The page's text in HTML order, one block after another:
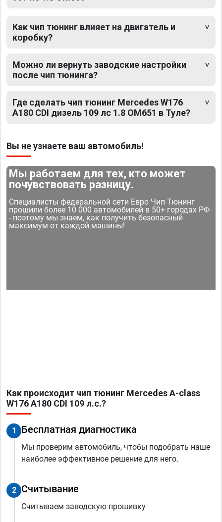
Как чип тюнинг влияет на двигатель и
коробку?
Можно ли вернуть заводские настройки
после чип тюнинга?
Где сделать чип тюнинг Mercedes W176
A180 CDI дизель 109 лс 1.8 OM651 в Туле?
Вы не узнаете ваш автомобиль!
Мы работаем для тех, кто может
почувствовать разницу.
Специалисты федеральной сети Евро Чип Тюнинг
прошили более 10 000 автомобилей в 50+ городах РФ
- поэтому мы знаем, как получить безопасный
максимум от каждой машины!
Как происходит чип тюнинг Mercedes A-class
W176 A180 CDI 109 л.с.?
1 Бесплатная диагностика
Мы проверим автомобиль, чтобы подобрать наше
наиболее эффективное решение для него.
2 Считывание
Считываем заводскую прошивку